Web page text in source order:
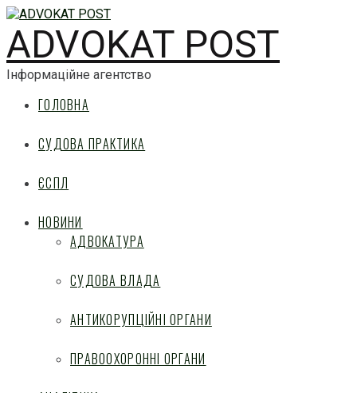
ADVOKAT POST
Інформаційне агентство
ГОЛОВНА
СУДОВА ПРАКТИКА
ЄСПЛ
НОВИНИ
АДВОКАТУРА
СУДОВА ВЛАДА
АНТИКОРУПЦІЙНІ ОРГАНИ
ПРАВООХОРОННІ ОРГАНИ